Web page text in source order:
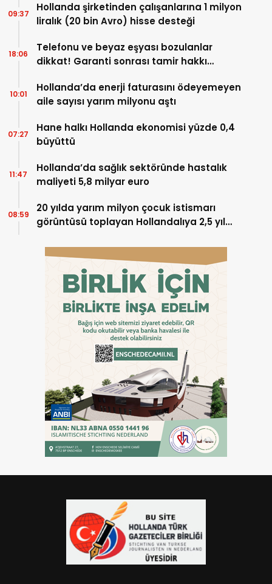
Hollanda şirketinden çalışanlarına 1 milyon
liralık (20 bin Avro) hisse desteği
09:37
Telefonu ve beyaz eşyası bozulanlar
dikkat! Garanti sonrası tamir hakkı
18:06
Hollanda’da enerji faturasını ödeyemeyen
aile sayısı yarım milyonu aştı
10:01
Hane halkı Hollanda ekonomisi yüzde 0,4
büyüttü
07:27
Hollanda’da sağlık sektöründe hastalık
maliyeti 5,8 milyar euro
11:47
20 yılda yarım milyon çocuk istismarı
görüntüsü toplayan Hollandalıya 2,5 yıl
08:59